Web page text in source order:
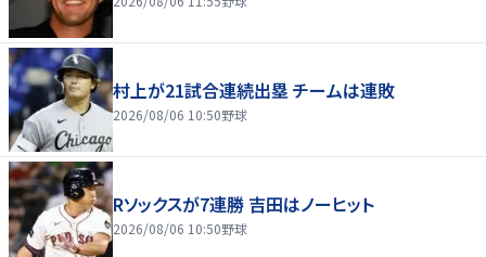
村上が21試合連続出塁 チームは連敗
2026/08/06 10:50野球
Rソックスが7連勝 吉田はノーヒット
2026/08/06 10:50野球